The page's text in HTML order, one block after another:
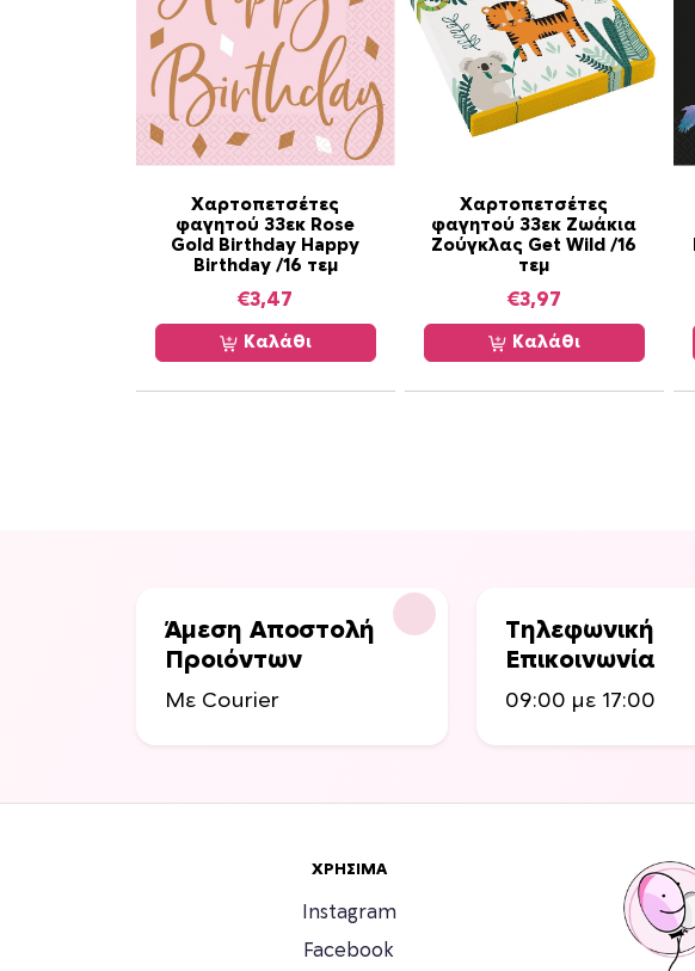
Χαρτοπετσέτες
φαγητού 33εκ Rose
Gold Birthday Happy
Birthday /16 τεμ
€3,47
Καλάθι
Χαρτοπετσέτες
φαγητού 33εκ Ζωάκια
Ζούγκλας Get Wild /16
τεμ
€3,97
Καλάθι
Άμεση Αποστολή
Προιόντων
Με Courier
Τηλεφωνική
Επικοινωνία
09:00 με 17:00
ΧΡΉΣΙΜΑ
Instagram
Facebook